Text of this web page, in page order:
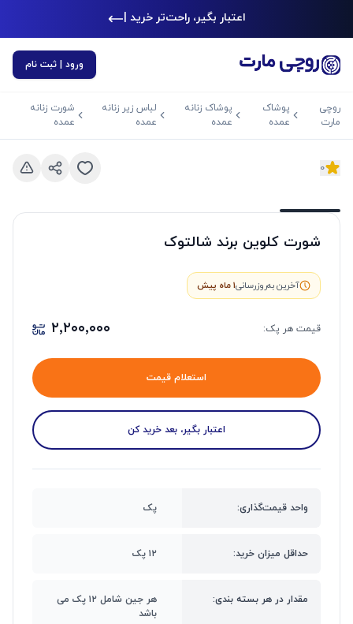
اعتبار بگیر، راحت‌تر خرید کن|
ورود | ثبت نام
روچی
مارت
پوشاک
عمده
پوشاک زنانه
عمده
لباس زیر زنانه
عمده
شورت زنانه
عمده
0
شورت کلوین برند شالتوک
آخرین به‌روزرسانی1 ماه پیش
قیمت هر پک: ۲٬۲۰۰٬۰۰۰
استعلام قیمت
اعتبار بگیر، بعد خرید کن
واحد قیمت‌گذاری: پک
حداقل میزان خرید: ۱۲ پک
مقدار در هر بسته بندی:
هر جین شامل ۱۲ پک می
باشد